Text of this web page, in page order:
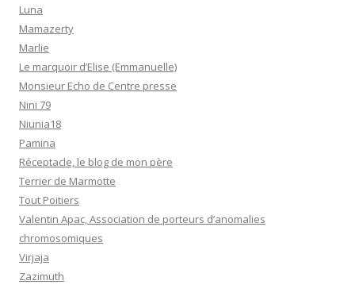
Luna
Mamazerty
Marlie
Le marquoir d’Elise (Emmanuelle)
Monsieur Echo de Centre presse
Nini 79
Niunia18
Pamina
Réceptacle, le blog de mon père
Terrier de Marmotte
Tout Poitiers
Valentin Apac, Association de porteurs d’anomalies
chromosomiques
Virjaja
Zazimuth